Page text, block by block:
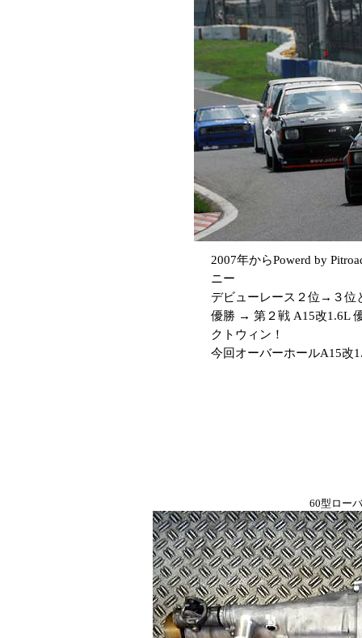
2007年からPowerd by
ニー
デビューレース２位→３位
優勝 → 第２戦 A15改1.6L
クトウィン！
今回オーバーホールA15改
60型ロー